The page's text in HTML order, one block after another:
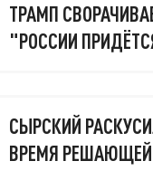
ТРАМП
"РОССИИ
СЫРСКИЙ
ВРЕМЯ